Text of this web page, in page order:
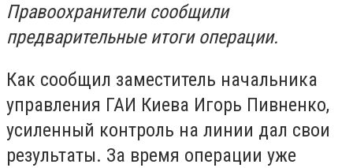
Правоохранители сообщили
предварительные итоги операции.
Как сообщил заместитель начальника
управления ГАИ Киева Игорь Пивненко,
усиленный контроль на линии дал свои
результаты. За время операции уже